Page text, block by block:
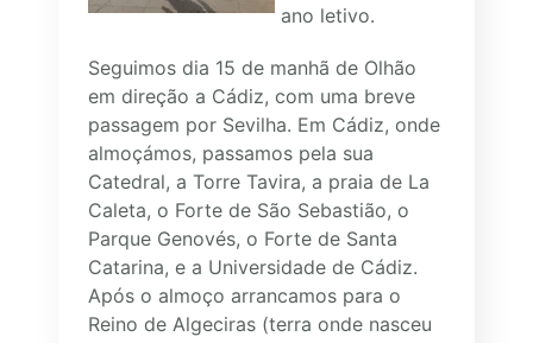
ano letivo.
Seguimos dia 15 de manhã de Olhão
em direção a Cádiz, com uma breve
passagem por Sevilha. Em Cádiz, onde
almoçámos, passamos pela sua
Catedral, a Torre Tavira, a praia de La
Caleta, o Forte de São Sebastião, o
Parque Genovés, o Forte de Santa
Catarina, e a Universidade de Cádiz.
Após o almoço arrancamos para o
Reino de Algeciras (terra onde nasceu